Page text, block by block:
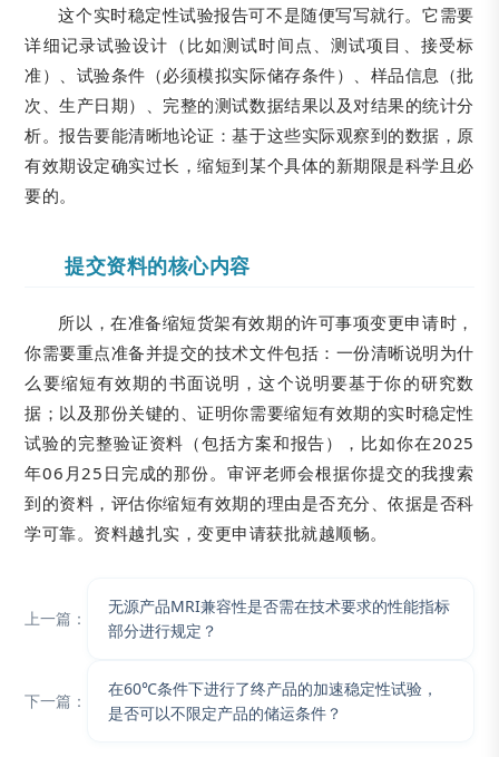
这个实时稳定性试验报告可不是随便写写就行。它需要
详细记录试验设计（比如测试时间点、测试项目、接受标
准）、试验条件（必须模拟实际储存条件）、样品信息（批
次、生产日期）、完整的测试数据结果以及对结果的统计分
析。报告要能清晰地论证：基于这些实际观察到的数据，原
有效期设定确实过长，缩短到某个具体的新期限是科学且必
要的。
提交资料的核心内容
所以，在准备缩短货架有效期的许可事项变更申请时，
你需要重点准备并提交的技术文件包括：一份清晰说明为什
么要缩短有效期的书面说明，这个说明要基于你的研究数
据；以及那份关键的、证明你需要缩短有效期的实时稳定性
试验的完整验证资料（包括方案和报告），比如你在2025
年06月25日完成的那份。审评老师会根据你提交的我搜索
到的资料，评估你缩短有效期的理由是否充分、依据是否科
学可靠。资料越扎实，变更申请获批就越顺畅。
上一篇：
无源产品MRI兼容性是否需在技术要求的性能指标
部分进行规定？
下一篇：
在60℃条件下进行了终产品的加速稳定性试验，
是否可以不限定产品的储运条件？